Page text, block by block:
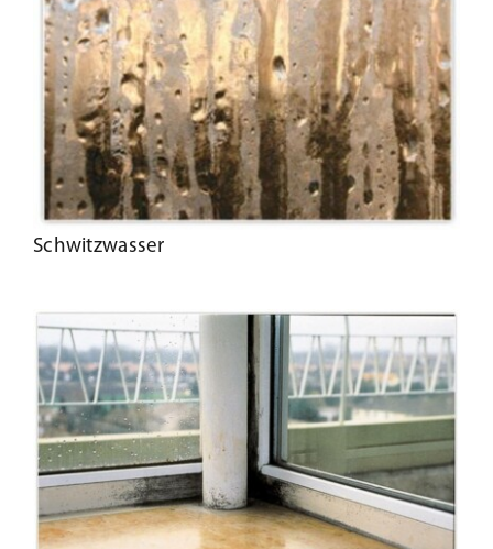
Kundenservice
Infobereich
News
Lesezeichen
Schwitzwasser